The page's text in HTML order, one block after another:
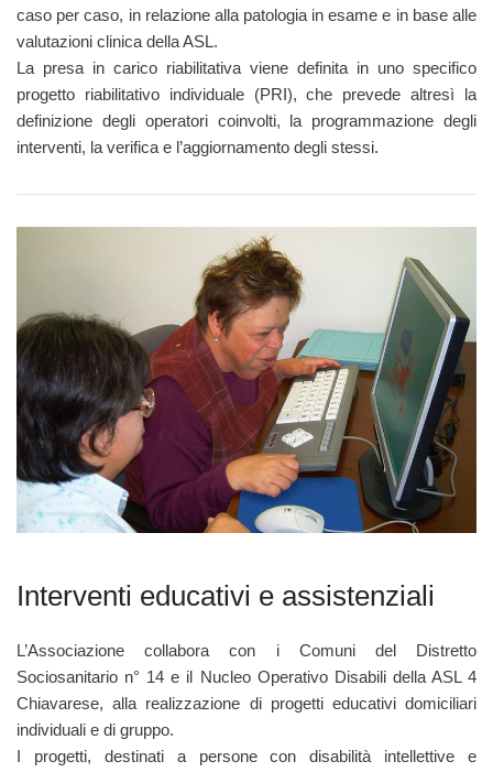
caso per caso, in relazione alla patologia in esame e in base alle
valutazioni clinica della ASL.
La presa in carico riabilitativa viene definita in uno specifico
progetto riabilitativo individuale (PRI), che prevede altresì la
definizione degli operatori coinvolti, la programmazione degli
interventi, la verifica e l’aggiornamento degli stessi.
Interventi educativi e assistenziali
L’Associazione collabora con i Comuni del Distretto
Sociosanitario n° 14 e il Nucleo Operativo Disabili della ASL 4
Chiavarese, alla realizzazione di progetti educativi domiciliari
individuali e di gruppo.
I progetti, destinati a persone con disabilità intellettive e